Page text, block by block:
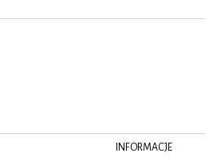
INFORMACJE